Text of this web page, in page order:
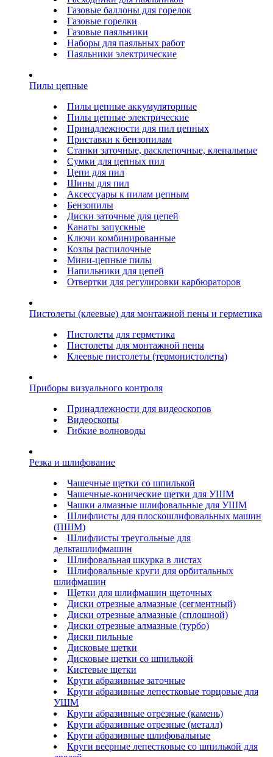
Газовые баллоны для горелок
Газовые горелки
Газовые паяльники
Наборы для паяльных работ
Паяльники электрические
Пилы цепные
Пилы цепные аккумуляторные
Пилы цепные электрические
Принадлежности для пил цепных
Приставки к бензопилам
Станки заточные, расклепочные, клепальные
Сумки для цепных пил
Цепи для пил
Шины для пил
Аксессуары к пилам цепным
Бензопилы
Диски заточные для цепей
Канаты запускные
Ключи комбинированные
Козлы распилочные
Мини-цепные пилы
Напильники для цепей
Отвертки для регулировки карбюраторов
Пистолеты (клеевые) для монтажной пены и герметика
Пистолеты для герметика
Пистолеты для монтажной пены
Клеевые пистолеты (термопистолеты)
Приборы визуального контроля
Принадлежности для видеоскопов
Видеоскопы
Гибкие волноводы
Резка и шлифование
Чашечные щетки со шпилькой
Чашечные-конические щетки для УШМ
Чашки алмазные шлифовальные для УШМ
Шлифлисты для плоскошлифовальных машин
(ПШМ)
Шлифлисты треугольные для
дельташлифмашин
Шлифовальная шкурка в листах
Шлифовальные круги для орбитальных
шлифмашин
Щетки для шлифмашин щеточных
Диски отрезные алмазные (сегментный)
Диски отрезные алмазные (сплошной)
Диски отрезные алмазные (турбо)
Диски пильные
Дисковые щетки
Дисковые щетки со шпилькой
Кистевые щетки
Круги абразивные заточные
Круги абразивные лепестковые торцовые для
УШМ
Круги абразивные отрезные (камень)
Круги абразивные отрезные (металл)
Круги абразивные шлифовальные
Круги веерные лепестковые со шпилькой для